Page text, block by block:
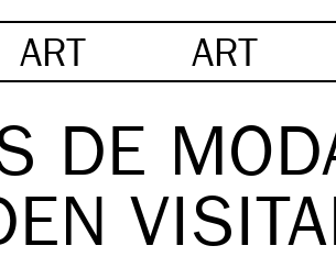
ART ART
DE